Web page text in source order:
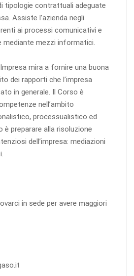
tipologie contrattuali adeguate
Assiste l’azienda negli
ai processi comunicativi e
mediante mezzi informatici.
mira a fornire una buona
dei rapporti che l’impresa
in generale. Il Corso è
nell’ambito
processualistico ed
è preparare alla risoluzione
dell’impresa: mediazioni
in sede per avere maggiori